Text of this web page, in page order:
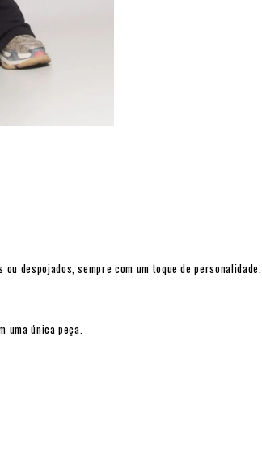
despojados, sempre com um toque de personalidade.
uma única peça.